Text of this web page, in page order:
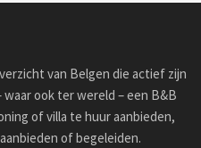
van Belgen die actief zijn
ook ter wereld – een B&B
of villa te huur aanbieden,
of begeleiden.